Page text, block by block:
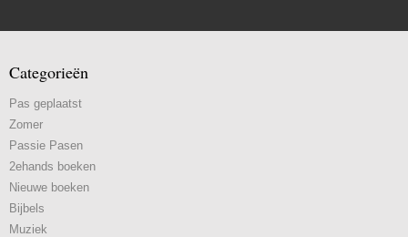
Categorieën
Pas geplaatst
Zomer
Passie Pasen
2ehands boeken
Nieuwe boeken
Bijbels
Muziek